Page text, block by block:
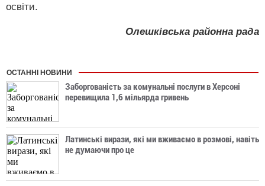
освіти.
Олешківська районна рада
ОСТАННІ НОВИНИ
Заборгованість за комунальні послуги в Херсоні
перевищила 1,6 мільярда гривень
Латинські вирази, які ми вживаємо в розмові, навіть
не думаючи про це